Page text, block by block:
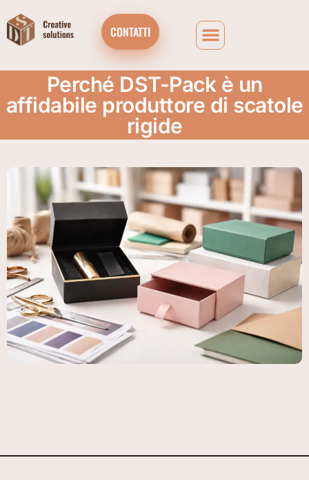
CONTATTI
Perché DST-Pack è un
affidabile produttore di scatole
rigide